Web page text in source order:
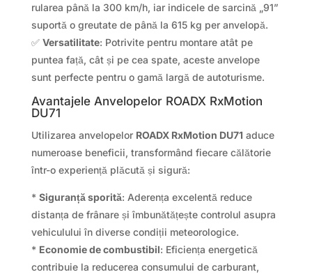
rularea până la 300 km/h, iar indicele de sarcină „91”
suportă o greutate de până la 615 kg per anvelopă.
✅ Versatilitate: Potrivite pentru montare atât pe
puntea față, cât și pe cea spate, aceste anvelope
sunt perfecte pentru o gamă largă de autoturisme.
Avantajele Anvelopelor ROADX RxMotion
DU71
Utilizarea anvelopelor ROADX RxMotion DU71 aduce
numeroase beneficii, transformând fiecare călătorie
într-o experiență plăcută și sigură:
* Siguranță sporită: Aderența excelentă reduce
distanța de frânare și îmbunătățește controlul asupra
vehiculului în diverse condiții meteorologice.
* Economie de combustibil: Eficiența energetică
contribuie la reducerea consumului de carburant,